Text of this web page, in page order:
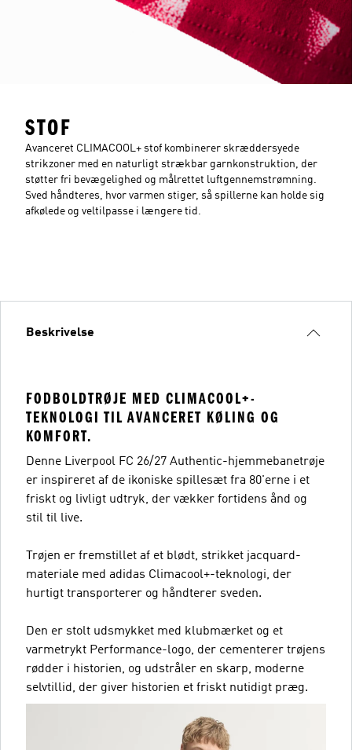
STOF
Avanceret CLIMACOOL+ stof kombinerer skræddersyede
strikzoner med en naturligt strækbar garnkonstruktion, der
støtter fri bevægelighed og målrettet luftgennemstrømning.
Sved håndteres, hvor varmen stiger, så spillerne kan holde sig
afkølede og veltilpasse i længere tid.
Beskrivelse
FODBOLDTRØJE MED CLIMACOOL+-
TEKNOLOGI TIL AVANCERET KØLING OG
KOMFORT.
Denne Liverpool FC 26/27 Authentic-hjemmebanetrøje
er inspireret af de ikoniske spillesæt fra 80'erne i et
friskt og livligt udtryk, der vækker fortidens ånd og
stil til live.
Trøjen er fremstillet af et blødt, strikket jacquard-
materiale med adidas Climacool+-teknologi, der
hurtigt transporterer og håndterer sveden.
Den er stolt udsmykket med klubmærket og et
varmetrykt Performance-logo, der cementerer trøjens
rødder i historien, og udstråler en skarp, moderne
selvtillid, der giver historien et friskt nutidigt præg.